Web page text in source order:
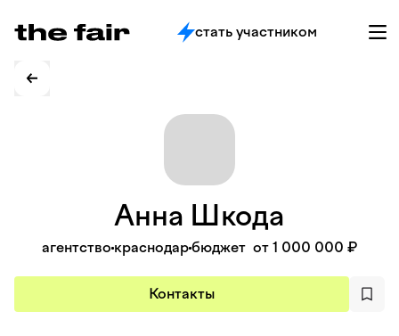
стать участником
Анна Шкода
агентство краснодарбюджет от 1 000 000 ₽
Контакты